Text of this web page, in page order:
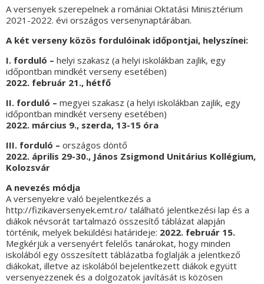
A versenyek szerepelnek a romániai Oktatási Minisztérium
2021-2022. évi országos versenynaptárában.
A két verseny közös fordulóinak időpontjai, helyszínei:
I. forduló – helyi szakasz (a helyi iskolákban zajlik, egy
időpontban mindkét verseny esetében)
2022. február 21., hétfő
II. forduló – megyei szakasz (a helyi iskolákban zajlik, egy
időpontban mindkét verseny esetében)
2022. március 9., szerda, 13-15 óra
III. forduló – országos döntő
2022. április 29-30., János Zsigmond Unitárius Kollégium,
Kolozsvár
A nevezés módja
A versenyekre való bejelentkezés a
http://fizikaversenyek.emt.ro/ található jelentkezési lap és a
diákok névsorát tartalmazó összesítő táblázat alapján
történik, melyek beküldési határideje: 2022. február 15.
Megkérjük a versenyért felelős tanárokat, hogy minden
iskolából egy összesített táblázatba foglalják a jelentkező
diákokat, illetve az iskolából bejelentkezett diákok együtt
versenyezzenek és a dolgozatok javítását is közösen